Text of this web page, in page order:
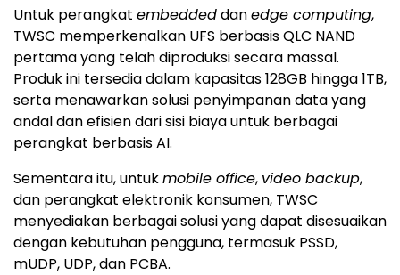
Untuk perangkat embeddeddanedge computing,
TWSC memperkenalkan UFS berbasis QLC NAND
pertama yang telah diproduksi secara massal.
Produk ini tersedia dalam kapasitas 128GB hingga 1TB,
serta menawarkan solusi penyimpanan data yang
andal dan efisien dari sisi biaya untuk berbagai
perangkat berbasis AI.
Sementara itu, untukmobile office, video backup,
dan perangkat elektronik konsumen, TWSC
menyediakan berbagai solusi yang dapat disesuaikan
dengan kebutuhan pengguna, termasuk PSSD,
mUDP, UDP, dan PCBA.